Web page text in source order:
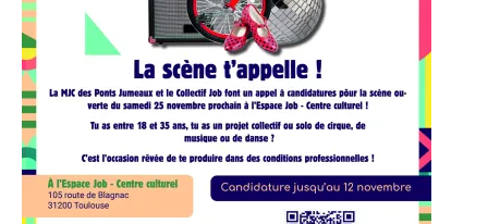
Evènements de nos partenaires
Evènements passés
LA MJC
Informations adhérents
L’association